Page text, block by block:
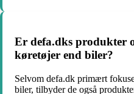
Er defa.dks produkter
køretøjer end biler?
Selvom defa.dk primært
biler, tilbyder de også